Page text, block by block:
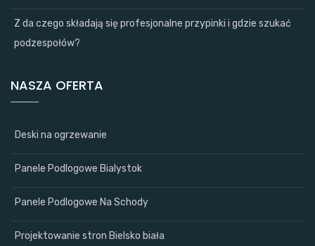
Z da czego składają się profesjonalne przypinki i gdzie szukać
podzespołów?
NASZA OFERTA
Deski na ogrzewanie
Panele Podlogowe Bialystok
Panele Podlogowe Na Schody
Projektowanie stron Bielsko biała